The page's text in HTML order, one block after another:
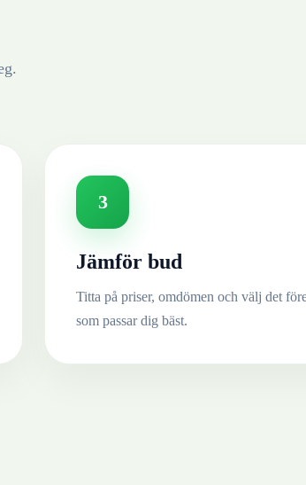
3
Jämför bud
Titta på priser, omdömen och välj det
som passar dig bäst.